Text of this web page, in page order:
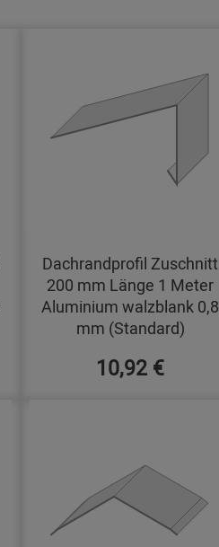
Dachrandprofil Zuschnitt
200 mm Länge 1 Meter
Aluminium walzblank 0,8
mm (Standard)
10,92 €